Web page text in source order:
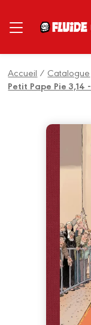
Accueil / Catalogue
Petit Pape Pie